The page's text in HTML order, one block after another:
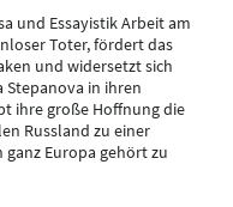
und Essayistik Arbeit am
Toter, fördert das
und widersetzt sich
Stepanova in ihren
ihre große Hoffnung die
Russland zu einer
Europa gehört zu